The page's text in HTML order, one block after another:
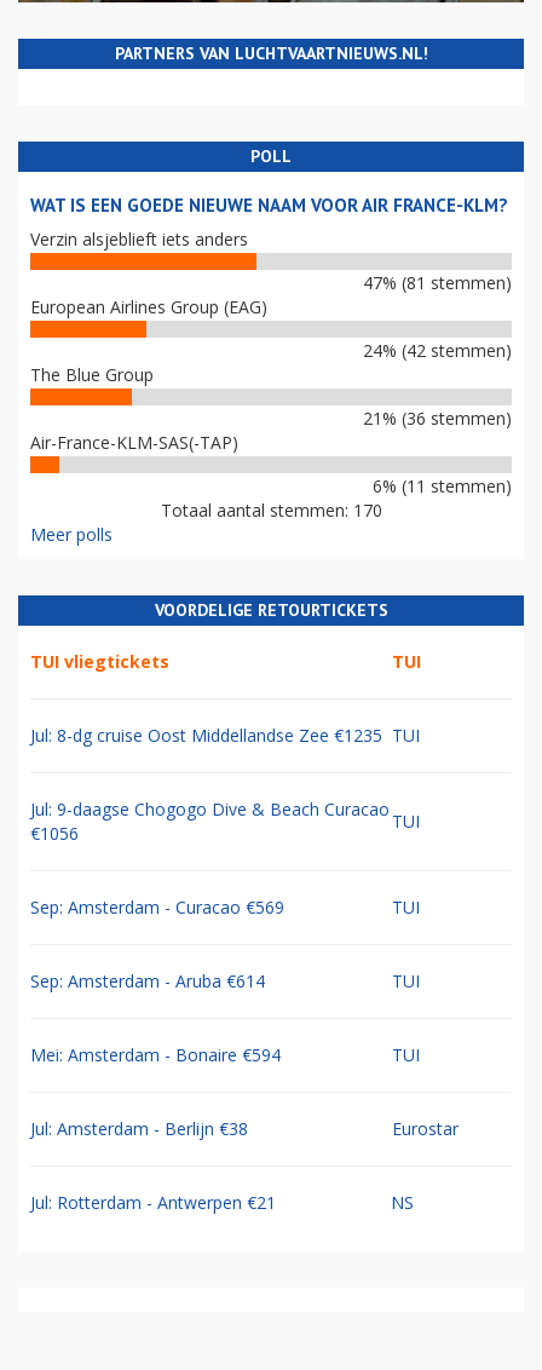
PARTNERS VAN LUCHTVAARTNIEUWS.NL!
POLL
WAT IS EEN GOEDE NIEUWE NAAM VOOR AIR FRANCE-KLM?
Verzin alsjeblieft iets anders
47% (81 stemmen)
European Airlines Group (EAG)
24% (42 stemmen)
The Blue Group
21% (36 stemmen)
Air-France-KLM-SAS(-TAP)
6% (11 stemmen)
Totaal aantal stemmen: 170
Meer polls
VOORDELIGE RETOURTICKETS
TUI vliegtickets TUI
Jul: 8-dg cruise Oost Middellandse Zee €1235 TUI
Jul: 9-daagse Chogogo Dive & Beach Curacao
€1056
TUI
Sep: Amsterdam - Curacao €569 TUI
Sep: Amsterdam - Aruba €614 TUI
Mei: Amsterdam - Bonaire €594 TUI
Jul: Amsterdam - Berlijn €38 Eurostar
Jul: Rotterdam - Antwerpen €21 NS